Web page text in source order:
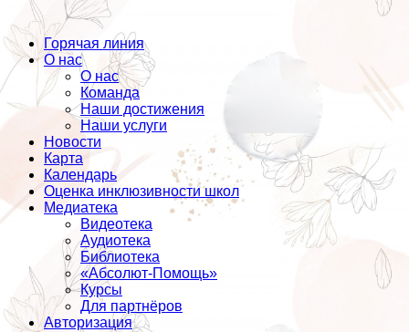
Горячая линия
О нас
О нас
Команда
Наши достижения
Наши услуги
Новости
Карта
Календарь
Оценка инклюзивности школ
Медиатека
Видеотека
Аудиотека
Библиотека
«Абсолют-Помощь»
Курсы
Для партнёров
Авторизация